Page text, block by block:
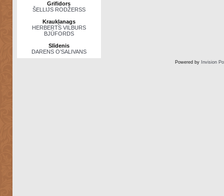
Grifidors
ŠELLIJS RODŽERSS
Kraukļanags
HERBERTS VILBURS
BJŪFORDS
Slīdenis
DARENS O’SALIVANS
Powered by Invision